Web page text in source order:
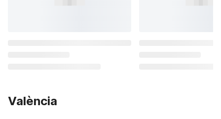
València